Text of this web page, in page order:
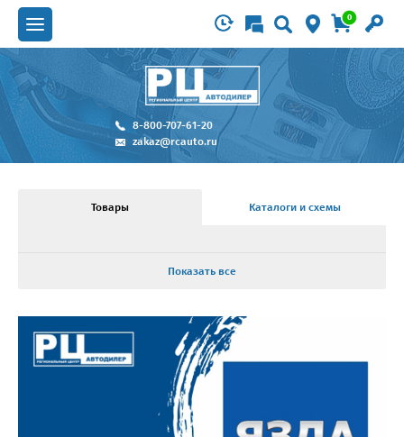
0
8-800-707-61-20
zakaz@rcauto.ru
Товары Каталоги и схемы
Показать все